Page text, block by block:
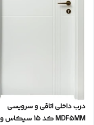
درب داخلی اتاقی و سرویسی
MDF5MM کد 15 سیکاس وود